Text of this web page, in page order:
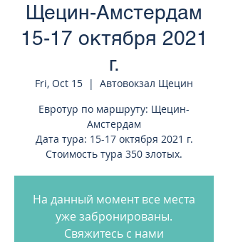
Щецин-Амстердам
15-17 октября 2021
г.
Fri, Oct 15
  |
Автовокзал Щецин
Евротур по маршруту: Щецин-
Амстердам
Дата тура: 15-17 октября 2021 г.
Стоимость тура 350 злотых.
На данный момент все места
уже забронированы.
Свяжитесь с нами